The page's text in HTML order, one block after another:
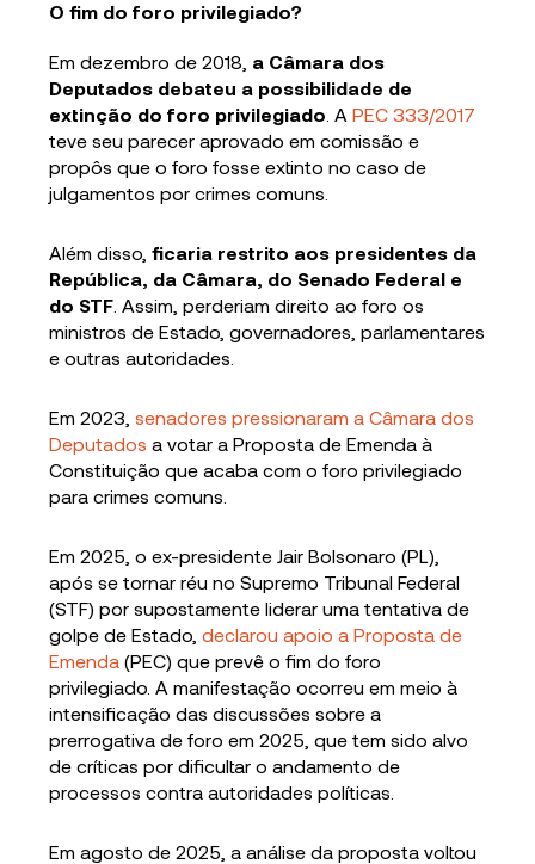
O fim do foro privilegiado?
Em dezembro de 2018, a Câmara dos
Deputados debateu a possibilidade de
extinção do foro privilegiado . APEC 333/2017
teve seu parecer aprovado em comissão e
propôs que o foro fosse extinto no caso de
julgamentos por crimes comuns.
Além disso,ficaria restrito aos presidentes da
República, da Câmara, do Senado Federal e
do STF . Assim, perderiam direito ao foro os
ministros de Estado, governadores, parlamentares
e outras autoridades.
Em 2023,senadores pressionaram a Câmara dos
Deputados a votar a Proposta de Emenda à
Constituição que acaba com o foro privilegiado
para crimes comuns.
Em 2025, o ex-presidente Jair Bolsonaro (PL),
após se tornar réu no Supremo Tribunal Federal
(STF) por supostamente liderar uma tentativa de
golpe de Estado,declarou apoio a Proposta de
Emenda (PEC) que prevê o fim do foro
privilegiado. A manifestação ocorreu em meio à
intensificação das discussões sobre a
prerrogativa de foro em 2025, que tem sido alvo
de críticas por dificultar o andamento de
processos contra autoridades políticas.
Em agosto de 2025, a análise da proposta voltou